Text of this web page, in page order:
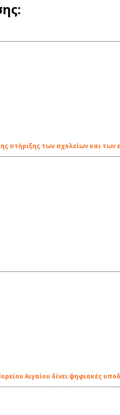
στήριξης των σχολείων και
Αιγαίου δίνει ψηφιακές